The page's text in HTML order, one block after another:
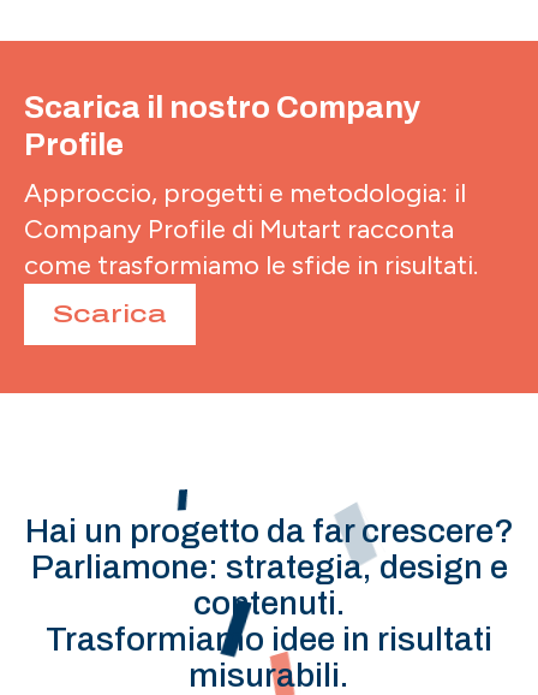
Scarica il nostro Company
Profile
Approccio, progetti e metodologia: il
Company Profile di Mutart racconta
come trasformiamo le sfide in risultati.
Scarica
Hai un progetto da far crescere?
Parliamone: strategia, design e
contenuti.
Trasformiamo idee in risultati
misurabili.